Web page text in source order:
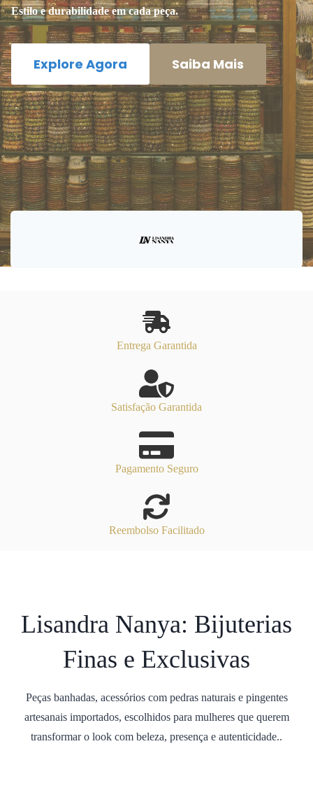
Estilo e durabilidade em cada peça.
Explore Agora Saiba Mais
Entrega Garantida
Satisfação Garantida
Pagamento Seguro
Reembolso Facilitado
Lisandra Nanya: Bijuterias
Finas e Exclusivas
Peças banhadas, acessórios com pedras naturais e pingentes
artesanais importados, escolhidos para mulheres que querem
transformar o look com beleza, presença e autenticidade..